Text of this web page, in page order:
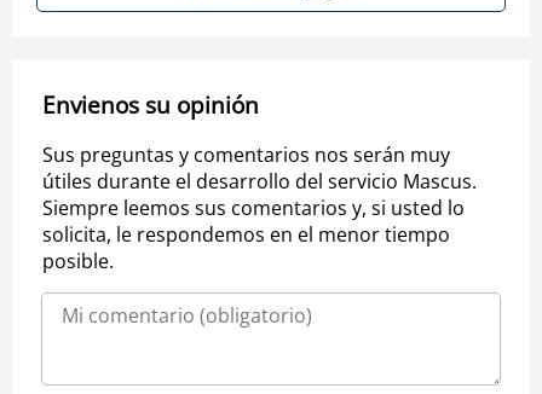
Envienos su opinión
Sus preguntas y comentarios nos serán muy
útiles durante el desarrollo del servicio Mascus.
Siempre leemos sus comentarios y, si usted lo
solicita, le respondemos en el menor tiempo
posible.